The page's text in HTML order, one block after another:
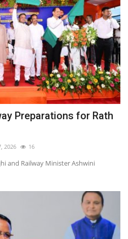
Preparations for Rath
2026 16
and Railway Minister Ashwini